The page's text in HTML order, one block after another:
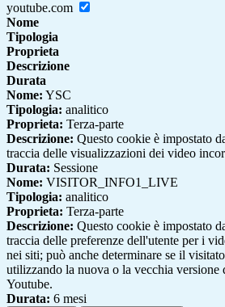
youtube.com
Nome
Tipologia
Proprieta
Descrizione
Durata
Nome: YSC
Tipologia: analitico
Proprieta: Terza-parte
Descrizione: Questo cookie è impostato
traccia delle visualizzazioni dei video
Durata: Sessione
Nome: VISITOR_INFO1_LIVE
Tipologia: analitico
Proprieta: Terza-parte
Descrizione: Questo cookie è impostato
traccia delle preferenze dell'utente per i
nei siti; può anche determinare se il
utilizzando la nuova o la vecchia versione
Youtube.
Durata: 6 mesi